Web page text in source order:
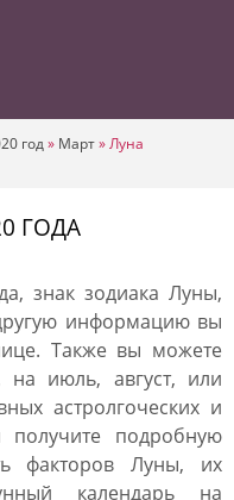
год» Март»Луна
ГОДА
знак зодиака Луны,
информацию вы
Также вы можете
на июль, август, или
астролгоческих и
получите подробную
факторов Луны, их
календарь на